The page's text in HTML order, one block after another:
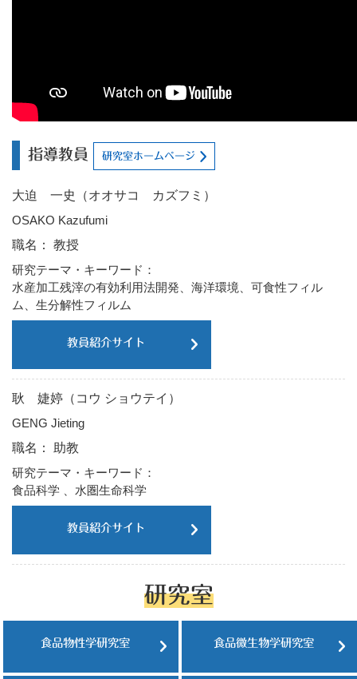
指導教員 研究室ホームページ
大迫 一史（オオサコ カズフミ）
OSAKO Kazufumi
職名： 教授
研究テーマ・キーワード：
水産加工残滓の有効利用法開発、海洋環境、可食性フィル
ム、生分解性フィルム
教員紹介サイト
耿 婕婷（コウ ショウテイ）
GENG Jieting
職名： 助教
研究テーマ・キーワード：
食品科学 、水圏生命科学
教員紹介サイト
研究室
食品物性学研究室 食品微生物学研究室